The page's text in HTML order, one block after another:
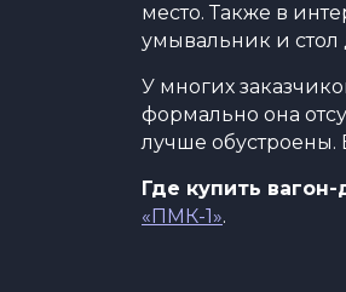
место. Также в
умывальник и
У многих
формально она
лучше обустроены.
Где купить
«ПМК-1».